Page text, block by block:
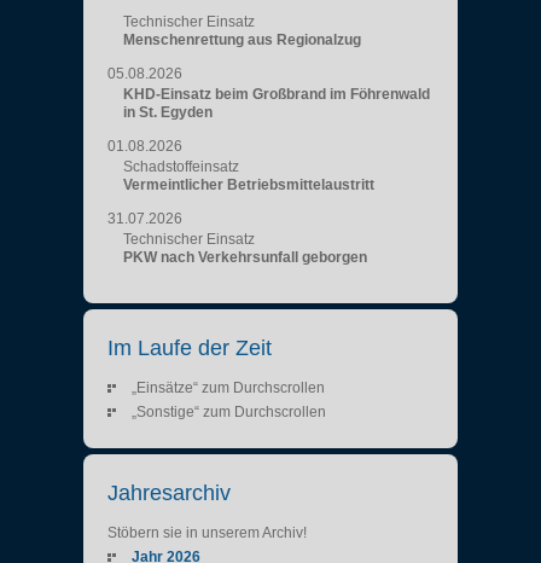
Technischer Einsatz
Menschenrettung aus Regionalzug
05.08.2026
KHD-Einsatz beim Großbrand im Föhrenwald
in St. Egyden
01.08.2026
Schadstoffeinsatz
Vermeintlicher Betriebsmittelaustritt
31.07.2026
Technischer Einsatz
PKW nach Verkehrsunfall geborgen
Im Laufe der Zeit
„Einsätze“ zum Durchscrollen
„Sonstige“ zum Durchscrollen
Jahresarchiv
Stöbern sie in unserem Archiv!
Jahr 2026